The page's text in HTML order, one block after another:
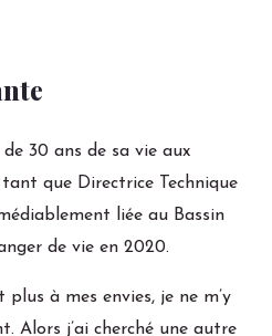
30 ans de sa vie aux
que Directrice Technique
liée au Bassin
de vie en 2020.
à mes envies, je ne m’y
Alors j’ai cherché une autre